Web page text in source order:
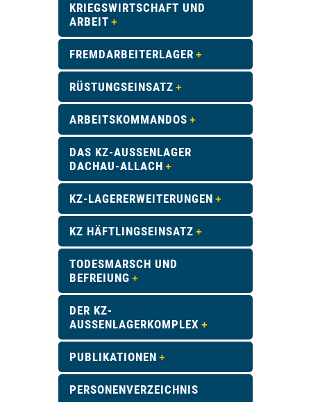
KRIEGSWIRTSCHAFT UND
ARBEIT
FREMDARBEITERLAGER
RÜSTUNGSEINSATZ
ARBEITSKOMMANDOS
DAS KZ-AUSSENLAGER D
ACHAU-ALLACH
KZ-LAGERERWEITERUNGEN
KZ HÄFTLINGSEINSATZ
TODESMARSCH UND
BEFREIUNG
DER KZ-
AUSSENLAGERKOMPLEX
PUBLIKATIONEN
PERSONENVERZEICHNIS